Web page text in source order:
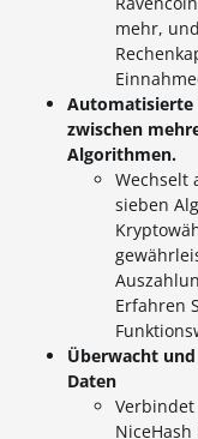
mehr,
Automatisierte
zwischen
Algorithmen.
Wechselt
sieben
Erfahren
Überwacht
Daten
NiceHash